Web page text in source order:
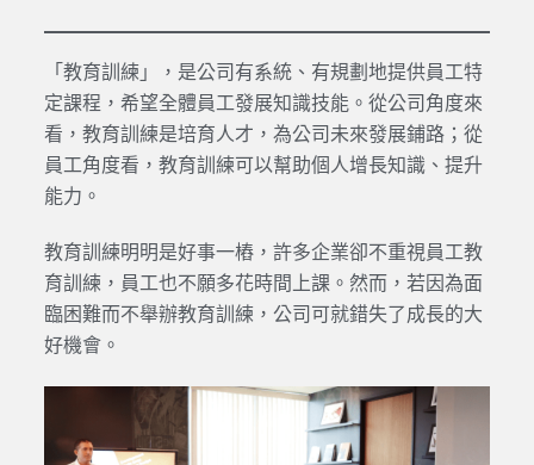
「教育訓練」，是公司有系統、有規劃地提供員工特
定課程，希望全體員工發展知識技能。從公司角度來
看，教育訓練是培育人才，為公司未來發展鋪路；從
員工角度看，教育訓練可以幫助個人增長知識、提升
能力。
教育訓練明明是好事一樁，許多企業卻不重視員工教
育訓練，員工也不願多花時間上課。然而，若因為面
臨困難而不舉辦教育訓練，公司可就錯失了成長的大
好機會。